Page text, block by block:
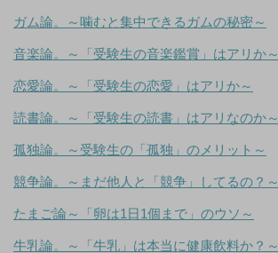
ガム論。～噛むと集中できるガムの秘密～
音楽論。～「受験生の音楽鑑賞」はアリか～
恋愛論。～「受験生の恋愛」はアリか～
読書論。～「受験生の読書」はアリなのか～
孤独論。～受験生の「孤独」のメリット～
競争論。～まだ他人と「競争」してるの？～
たまご論～「卵は1日1個まで」のウソ～
牛乳論。～「牛乳」は本当に健康飲料か？～